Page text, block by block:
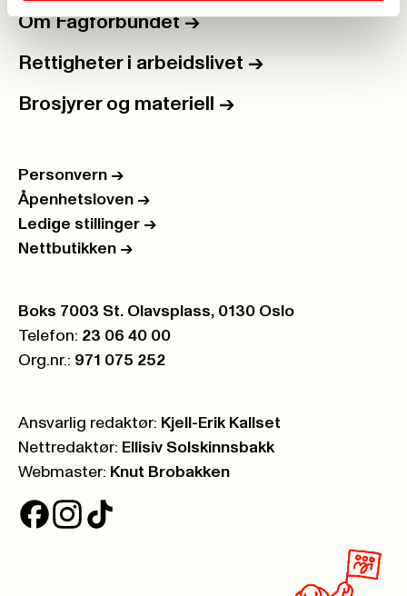
Om Fagforbundet ->
Rettigheter i arbeidslivet ->
Brosjyrer og materiell ->
Personvern ->
Åpenhetsloven ->
Ledige stillinger ->
Nettbutikken ->
Postboks:
Boks 7003 St. Olavsplass, 0130 Oslo
Telefon: 23 06 40 00
Org.nr.: 971 075 252
Ansvarlig redaktør: Kjell-Erik Kallset
Nettredaktør: Ellisiv Solskinnsbakk
Webmaster: Knut Brobakken